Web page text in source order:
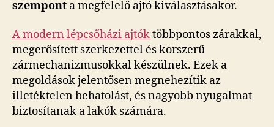
szempont a megfelelő ajtó kiválasztásakor.
A modern lépcsőházi ajtóktöbbpontos zárakkal,
megerősített szerkezettel és korszerű
zármechanizmusokkal készülnek. Ezek a
megoldások jelentősen megnehezítik az
illetéktelen behatolást, és nagyobb nyugalmat
biztosítanak a lakók számára.